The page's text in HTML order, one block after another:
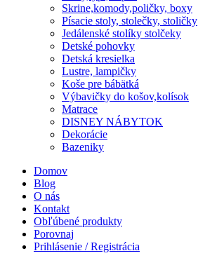
Skrine,komody,poličky, boxy
Písacie stoly, stolečky, stoličky
Jedálenské stolíky stolčeky
Detské pohovky
Detská kresielka
Lustre, lampičky
Koše pre bábätká
Výbavičky do košov,kolísok
Matrace
DISNEY NÁBYTOK
Dekorácie
Bazeniky
Domov
Blog
O nás
Kontakt
Obľúbené produkty
Porovnaj
Prihlásenie / Registrácia